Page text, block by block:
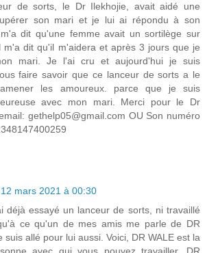
de sorts, le Dr Ilekhojie, avait aidé une
son mari et je lui ai répondu à son
dit qu'une femme avait un sortilège sur
m'a dit qu'il m'aidera et après 3 jours que je
mari. Je l'ai cru et aujourd'hui je suis
faire savoir que ce lanceur de sorts a le
les amoureux. parce que je suis
avec mon mari. Merci pour le Dr
gethelp05@gmail.com OU Son numéro
12 mars 2021 à 00:30
déjà essayé un lanceur de sorts, ni travaillé
ce qu'un de mes amis me parle de DR
suis allé pour lui aussi. Voici, DR WALE est la